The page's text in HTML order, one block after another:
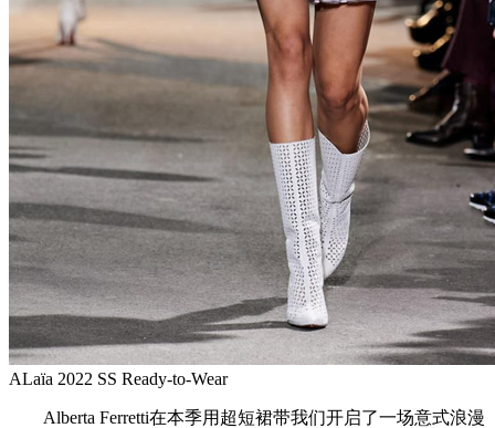
ALaïa 2022 SS Ready-to-Wear
Alberta Ferretti在本季用超短裙带我们开启了一场意式浪漫